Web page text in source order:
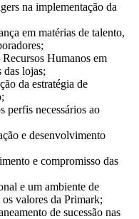
na implementação da
em matérias de talento,
Humanos em
das lojas;
da estratégia de
perfis necessários ao
e desenvolvimento
e compromisso das
e um ambiente de
valores da Primark;
de sucessão nas